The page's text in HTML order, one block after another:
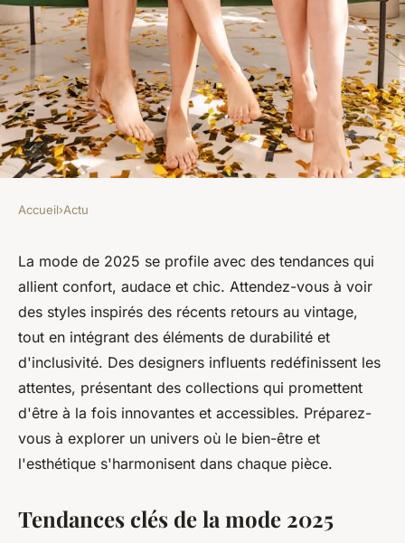
Mode 2025 : tendances, styles
et bien-être à découvrir
Axel •10 avril 2025 •3 min de lecture
Accueil›Actu
La mode de 2025 se profile avec des tendances qui
allient confort, audace et chic. Attendez-vous à voir
des styles inspirés des récents retours au vintage,
tout en intégrant des éléments de durabilité et
d'inclusivité. Des designers influents redéfinissent les
attentes, présentant des collections qui promettent
d'être à la fois innovantes et accessibles. Préparez-
vous à explorer un univers où le bien-être et
l'esthétique s'harmonisent dans chaque pièce.
Tendances clés de la mode 2025